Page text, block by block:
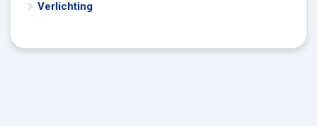
Verlichting